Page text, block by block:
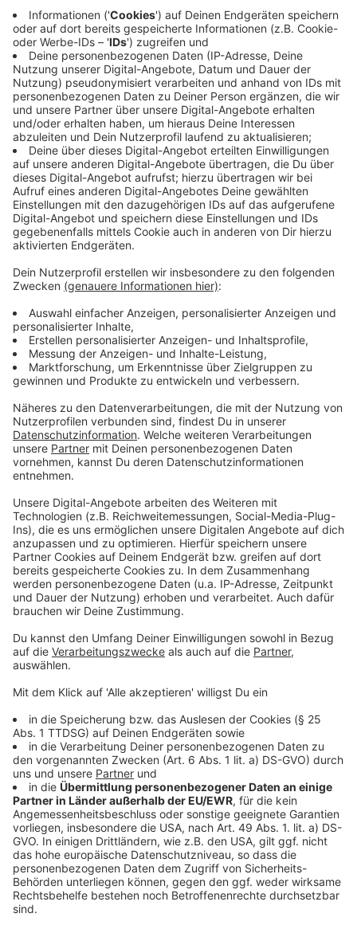
reden." Eine Begrenzung der Migration sei notwendig,
da die hohen Zahlen das Land überforderten.
Anzeige
Ukraine-Krieg: Wagenknecht hofft auf
Friedensverhandlungen
Anzeige
Zum Ukraine-Krieg äußert Wagenknecht die Hoffnung
auf Verhandlungen und sieht die NATO-
Waffenlieferungen und die Stationierung von NATO-
Truppen an der russischen Grenze lehne sie ab.
Gleichzeitig spricht sich die 55-Jährige für günstige
Energiepreise aus und fordert, dass Deutschland Gas
dort einkaufen solle, wo es am billigsten sei - auch in
Russland. Sie kritisiert die Abhängigkeit von teurem
amerikanischem Gas und sieht die Gefahr der
Abwanderung der deutschen Industrie.
Anzeige
Ablehnung des Verbrennerverbots
Anzeige
Die BSW-Chefin lehnt das Verbrennerverbot ab, da es
die deutsche Autoindustrie gefährde. Sie
argumentiert, dass ein Mittelklasse-Verbrenner
"klimapolitisch besser" sei als ein E-Auto, das mit
einem fossilen Strommix betrieben wird.
Führerkult in der BSW? Wagenknecht weist
Vorwürfe zurück
Anzeige
Intern sieht sich Wagenknecht mit Vorwürfen eines
Führerkults konfrontiert, die sie zurückweist. "In
anderen Parteien treten auch immer Mitglieder aus,